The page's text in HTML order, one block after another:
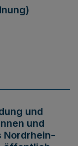
und
und
Nordrhein-